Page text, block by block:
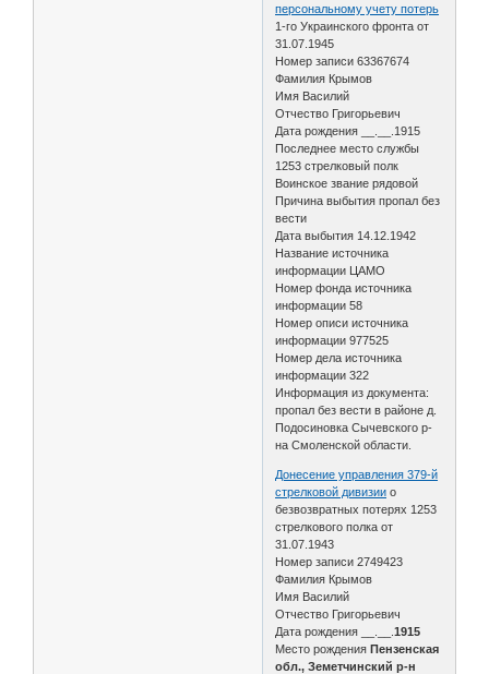
персональному учету потерь
1-го Украинского фронта от
31.07.1945
Номер записи 63367674
Фамилия Крымов
Имя Василий
Отчество Григорьевич
Дата рождения __.__.1915
Последнее место службы
1253 стрелковый полк
Воинское звание рядовой
Причина выбытия пропал без
вести
Дата выбытия 14.12.1942
Название источника
информации ЦАМО
Номер фонда источника
информации 58
Номер описи источника
информации 977525
Номер дела источника
информации 322
Информация из документа:
пропал без вести в районе д.
Подосиновка Сычевского р-
на Смоленской области.
Донесение управления 379-й
стрелковой дивизии о
безвозвратных потерях 1253
стрелкового полка от
31.07.1943
Номер записи 2749423
Фамилия Крымов
Имя Василий
Отчество Григорьевич
Дата рождения __.__.1915
Место рожденияПензенская
обл., Земетчинский р-н